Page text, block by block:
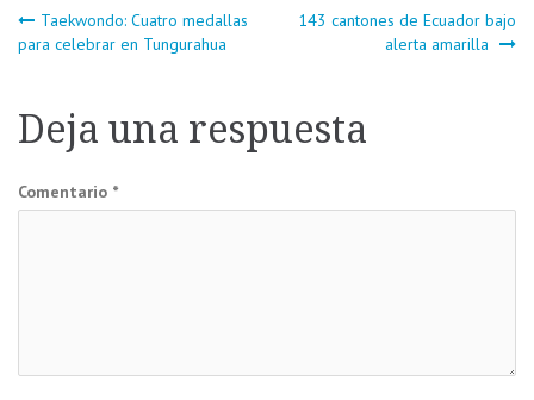
Navegación
entradas
Taekwondo: Cuatro medallas
para celebrar en Tungurahua
143 cantones de Ecuador bajo
alerta amarilla
Deja una respuesta
Comentario *